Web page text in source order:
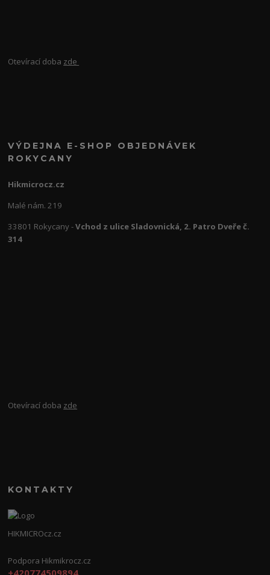
Otevírací doba zde
VÝDEJNA E-SHOP OBJEDNÁVEK
ROKYCANY
Hikmicrocz.cz
Malé nám. 219
33801 Rokycany -Vchod z ulice Sladovnická, 2. Patro Dveře č.
314
Otevírací doba zde
KONTAKTY
HIKMICROcz.cz
Podpora Hikmikrocz.cz